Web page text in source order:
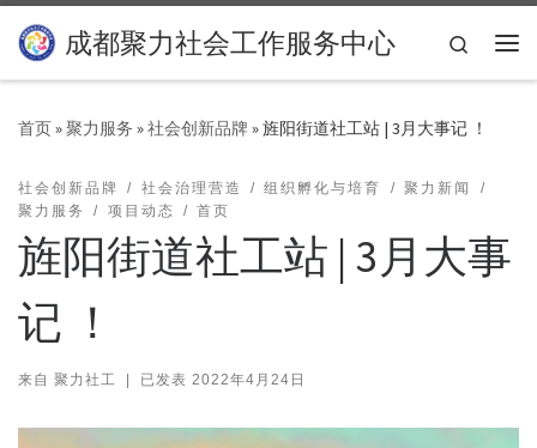
Skip to content
成都聚力社会工作服务中心
Search
首页»聚力服务 »社会创新品牌 »旌阳街道社工站 | 3月大事记 ！
社会创新品牌 社会治理营造 组织孵化与培育
聚力新闻
聚力服务
项目动态 首页
旌阳街道社工站 | 3月大事
记 ！
来自 聚力社工 已发表 2022年4月24日